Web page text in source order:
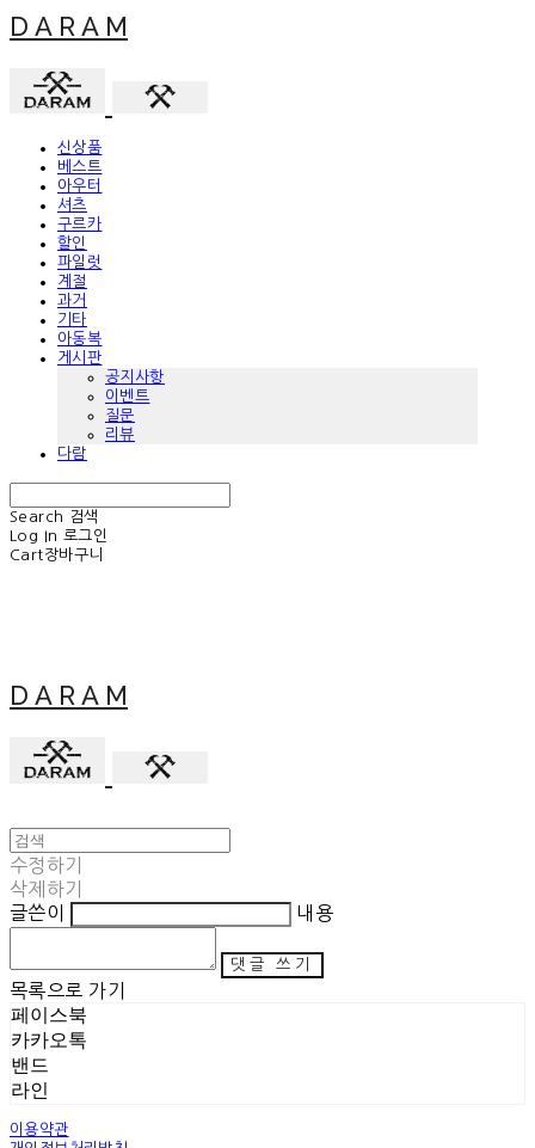
D A R A M
신상품
베스트
아우터
셔츠
구르카
할인
파일럿
계절
과거
기타
아동복
게시판
공지사항
이벤트
질문
리뷰
다람
Search
검색
Log In 로그인
Cart장바구니
D A R A M
수정하기
삭제하기
글쓴이
내용
댓글 쓰기
목록으로 가기
페이스북
카카오톡
밴드
라인
이용약관